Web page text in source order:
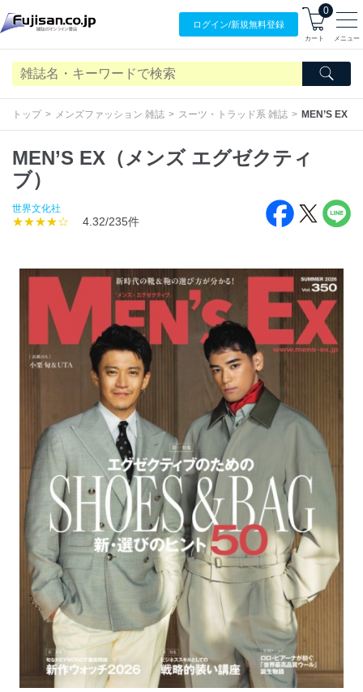
ログイン/新規無料登録
0
カート メニュー
トップ メンズファッション 雑誌 スーツ・トラッド系 雑誌 MEN’S EX
MEN’S EX（メンズ エグゼクティ
ブ）
世界文化社
★★★★☆ 4.32/235件